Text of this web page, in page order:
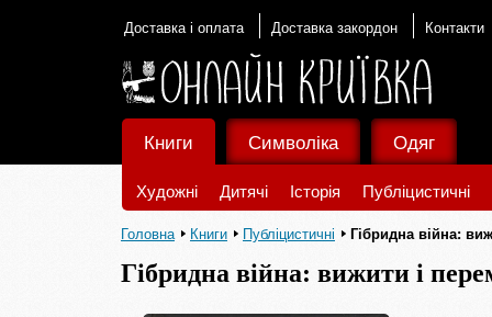
Доставка і оплата Доставка закордон Контакти
Книги
Художні Дитячі Історія Публіцистичні
Символіка Одяг
Головна Книги Публіцистичні Гібридна війна:
Гібридна війна: вижити і